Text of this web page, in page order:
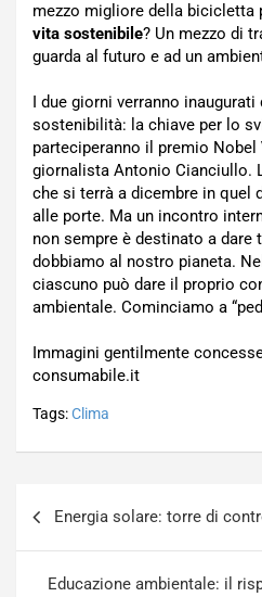
mezzo migliore della bicicletta
vita sostenibile? Un mezzo di
guarda al futuro e ad un
I due giorni verranno
sostenibilità: la chiave per lo
parteciperanno il premio Nobel
giornalista Antonio Cianciullo.
che si terrà a dicembre in quel
alle porte. Ma un incontro
non sempre è destinato a dare
dobbiamo al nostro pianeta.
ciascuno può dare il proprio
ambientale. Cominciamo a
Immagini gentilmente
consumabile.it
Tags:Clima
articoli
Energia solare: torre di
Educazione ambientale: il